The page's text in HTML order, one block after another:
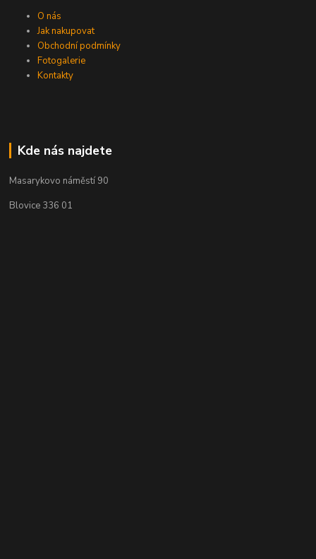
O nás
Jak nakupovat
Obchodní podmínky
Fotogalerie
Kontakty
Kde nás najdete
Masarykovo náměstí 90
Blovice 336 01